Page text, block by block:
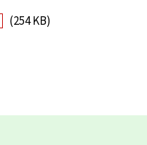
(254 KB)